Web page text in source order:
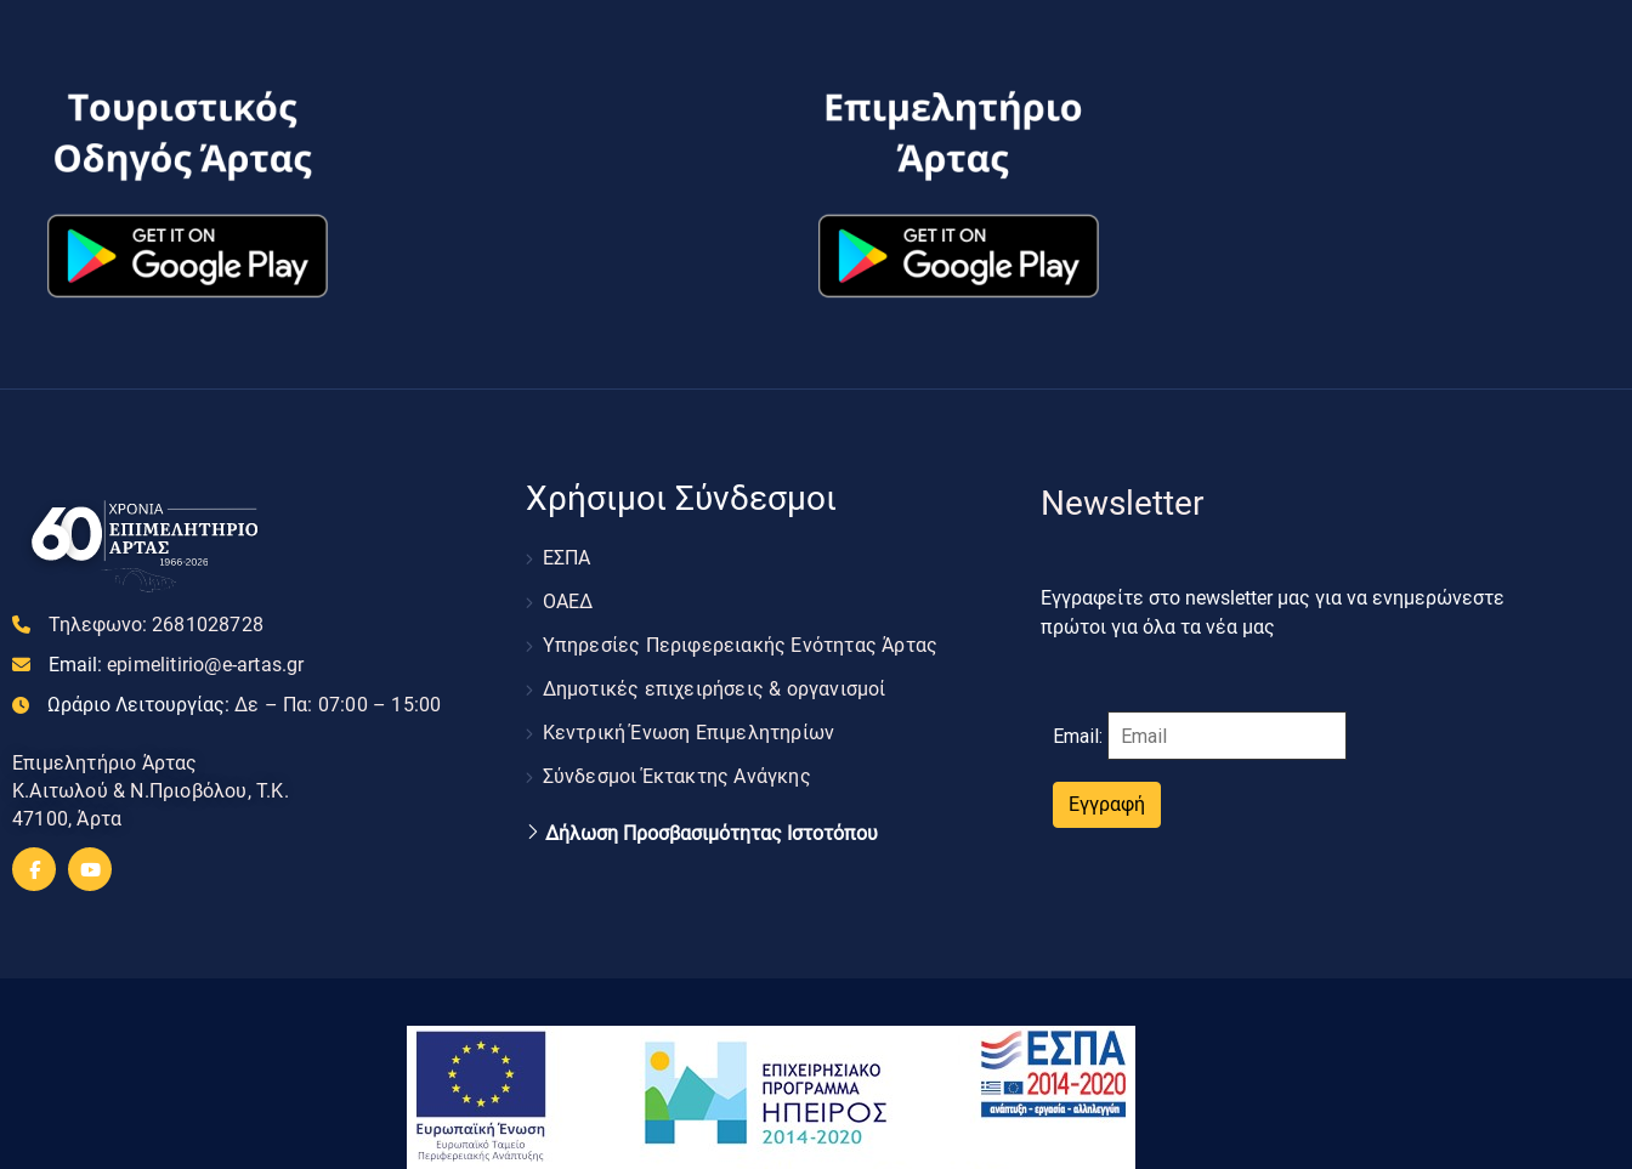
Τηλεφωνο: 2681028728
Email: epimelitirio@e-artas.gr
Ωράριο Λειτουργίας: Δε – Πα: 07:00 – 15:00
Επιμελητήριο Άρτας
Κ.Αιτωλού & Ν.Πριοβόλου, Τ.Κ.
47100, Άρτα
Χρήσιμοι Σύνδεσμοι
ΕΣΠΑ
ΟΑΕΔ
Υπηρεσίες Περιφερειακής Ενότητας Άρτας
Δημοτικές επιχειρήσεις & οργανισμοί
Κεντρική Ένωση Επιμελητηρίων
Σύνδεσμοι Έκτακτης Ανάγκης
Δήλωση Προσβασιμότητας Ιστοτόπου
Newsletter
Εγγραφείτε στο newsletter μας για να ενημερώνεστε
πρώτοι για όλα τα νέα μας
Email:
Εγγραφή